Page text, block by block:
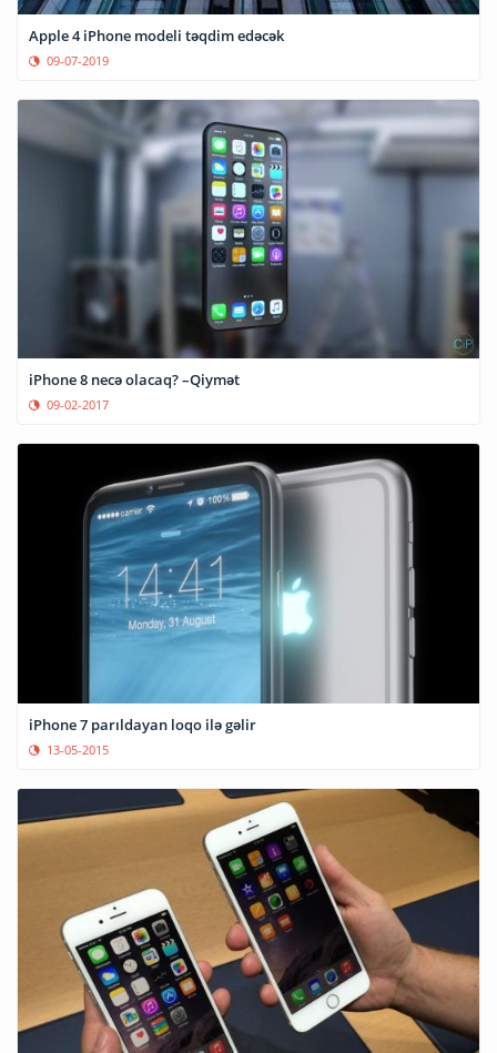
Apple 4 iPhone modeli təqdim edəcək
09-07-2019
iPhone 8 necə olacaq? –Qiymət
09-02-2017
iPhone 7 parıldayan loqo ilə gəlir
13-05-2015